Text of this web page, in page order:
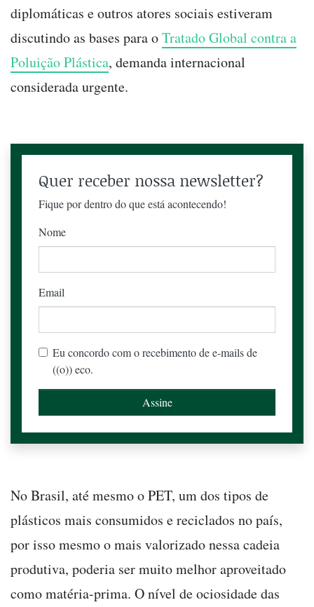
diplomáticas e outros atores sociais estiveram
discutindo as bases para oTratado Global contra a
Poluição Plástica, demanda internacional
considerada urgente.
Quer receber nossa newsletter?
Fique por dentro do que está acontecendo!
Nome
Email
Eu concordo com o recebimento de e-mails de
((o)) eco.
No Brasil, até mesmo o PET, um dos tipos de
plásticos mais consumidos e reciclados no país,
por isso mesmo o mais valorizado nessa cadeia
produtiva, poderia ser muito melhor aproveitado
como matéria-prima. O nível de ociosidade das